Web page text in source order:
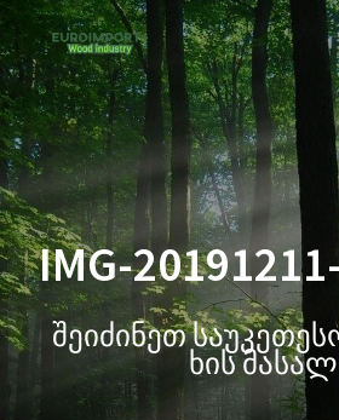
IMG-
შეიძინეთ
ხის